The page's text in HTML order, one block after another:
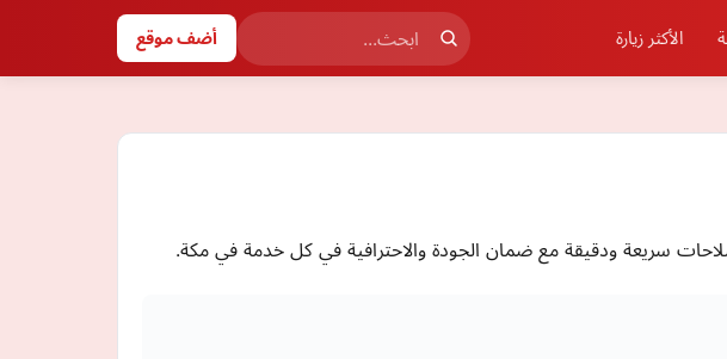
الأكثر زيارة أضف موقع
سريعة ودقيقة مع ضمان الجودة والاحترافية في كل خدمة في مكة.